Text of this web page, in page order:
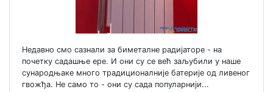
Недавно смо сазнали за биметалне радијаторе - на
почетку садашње ере. И они су се већ заљубили у наше
сународњаке много традиционалније батерије од ливеног
гвожђа. Не само то - они су сада популарнији...